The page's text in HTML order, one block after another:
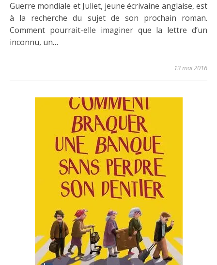
Guerre mondiale et Juliet, jeune écrivaine anglaise, est
à la recherche du sujet de son prochain roman.
Comment pourrait-elle imaginer que la lettre d’un
inconnu, un…
13 mai 2016